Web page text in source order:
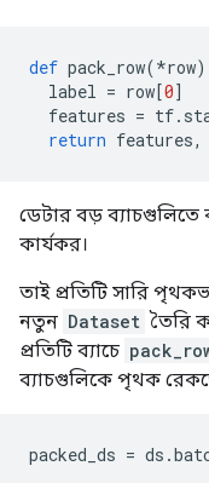
def pack_row(*row
label = row[0]
features = tf.
return features,
ডেটার বড়
কার্যকর।
তাই প্রতিটি সারি
নতুন Dataset তৈরি
প্রতিটি ব্যাচে
ব্যাচগুলিকে পৃথক
packed_ds = ds .